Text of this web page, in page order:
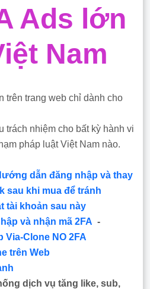
Ads lớn
Nam
trên trang web chỉ dành cho
trách nhiệm cho bất kỳ hành vi
pháp luật Việt Nam nào.
dẫn đăng nhập và thay
sau khi mua để tránh
tài khoản sau này
và nhận mã 2FA -
Via-Clone NO 2FA
trên Web
dịch vụ tăng like, sub,